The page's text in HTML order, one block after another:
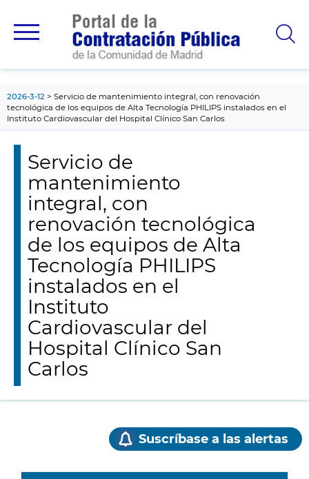
principal
2026-3-12
Servicio de mantenimiento integral, con renovación
tecnológica de los equipos de Alta Tecnología PHILIPS instalados en el
Instituto Cardiovascular del Hospital Clínico San Carlos
Servicio de
mantenimiento
integral, con
renovación tecnológica
de los equipos de Alta
Tecnología PHILIPS
instalados en el
Instituto
Cardiovascular del
Hospital Clínico San
Carlos
Suscríbase a las alertas